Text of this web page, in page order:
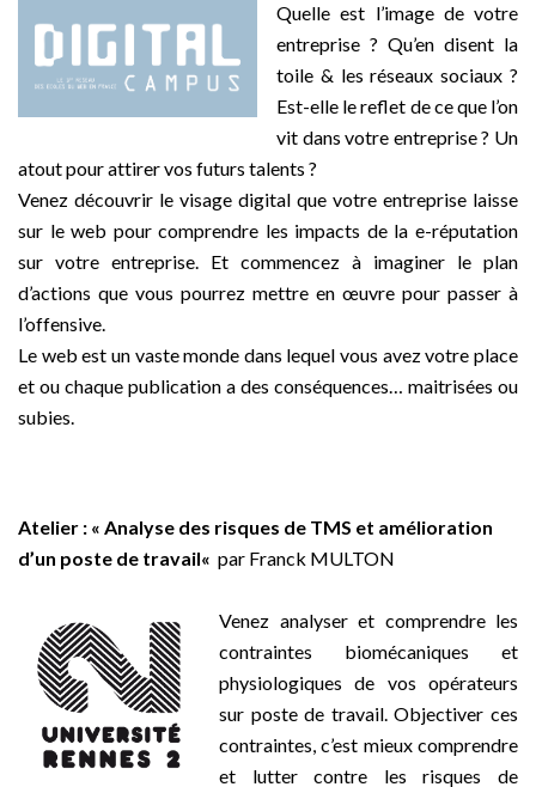
Quelle est l’image de votre
entreprise ? Qu’en disent la
toile & les réseaux sociaux ?
Est-elle le reflet de ce que l’on
vit dans votre entreprise ? Un
atout pour attirer vos futurs talents ?
Venez découvrir le visage digital que votre entreprise laisse
sur le web pour comprendre les impacts de la e-réputation
sur votre entreprise. Et commencez à imaginer le plan
d’actions que vous pourrez mettre en œuvre pour passer à
l’offensive.
Le web est un vaste monde dans lequel vous avez votre place
et ou chaque publication a des conséquences… maitrisées ou
subies.
Atelier : « Analyse des risques de TMS et amélioration
d’un poste de travail« par Franck MULTON
Venez analyser et comprendre les
contraintes biomécaniques et
physiologiques de vos opérateurs
sur poste de travail. Objectiver ces
contraintes, c’est mieux comprendre
et lutter contre les risques de